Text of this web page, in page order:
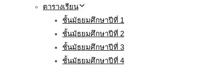
ตารางเรียน
ชั้นมัธยมศึกษาปีที่ 1
ชั้นมัธยมศึกษาปีที่ 2
ชั้นมัธยมศึกษาปีที่ 3
ชั้นมัธยมศึกษาปีที่ 4